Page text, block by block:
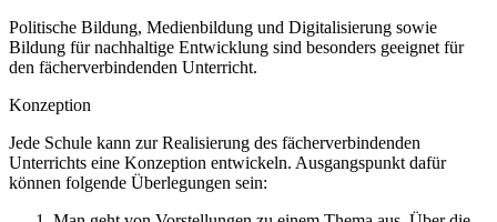
Politische Bildung, Medienbildung und Digitalisierung sowie
Bildung für nachhaltige Entwicklung sind besonders geeignet für
den fächerverbindenden Unterricht.
Konzeption
Jede Schule kann zur Realisierung des fächerverbindenden
Unterrichts eine Konzeption entwickeln. Ausgangspunkt dafür
können folgende Überlegungen sein: